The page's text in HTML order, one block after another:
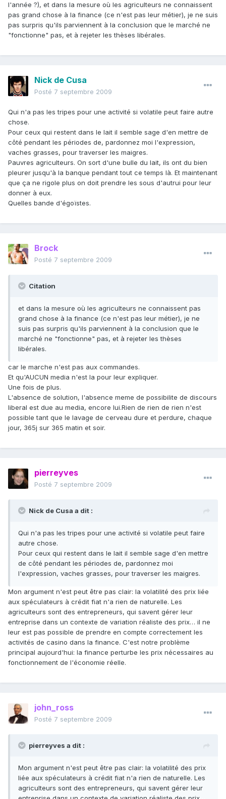
l'année ?), et dans la mesure où les agriculteurs ne connaissent
pas grand chose à la finance (ce n'est pas leur métier), je ne suis
pas surpris qu'ils parviennent à la conclusion que le marché ne
"fonctionne" pas, et à rejeter les thèses libérales.
Nick de Cusa
Posté 7 septembre 2009
Qui n'a pas les tripes pour une activité si volatile peut faire autre
chose.
Pour ceux qui restent dans le lait il semble sage d'en mettre de
côté pendant les périodes de, pardonnez moi l'expression,
vaches grasses, pour traverser les maigres.
Pauvres agriculteurs. On sort d'une bulle du lait, ils ont du bien
pleurer jusqu'à la banque pendant tout ce temps là. Et maintenant
que ça ne rigole plus on doit prendre les sous d'autrui pour leur
donner à eux.
Quelles bande d'égoïstes.
Brock
Posté 7 septembre 2009
Citation
et dans la mesure où les agriculteurs ne connaissent pas
grand chose à la finance (ce n'est pas leur métier), je ne
suis pas surpris qu'ils parviennent à la conclusion que le
marché ne "fonctionne" pas, et à rejeter les thèses
libérales.
car le marche n'est pas aux commandes.
Et qu'AUCUN media n'est la pour leur expliquer.
Une fois de plus.
L'absence de solution, l'absence meme de possibilite de discours
liberal est due au media, encore lui.Rien de rien de rien n'est
possible tant que le lavage de cerveau dure et perdure, chaque
jour, 365j sur 365 matin et soir.
pierreyves
Posté 7 septembre 2009
Nick de Cusa a dit :
Qui n'a pas les tripes pour une activité si volatile peut faire
autre chose.
Pour ceux qui restent dans le lait il semble sage d'en mettre
de côté pendant les périodes de, pardonnez moi
l'expression, vaches grasses, pour traverser les maigres.
Mon argument n'est peut être pas clair: la volatilité des prix liée
aux spéculateurs à crédit fiat n'a rien de naturelle. Les
agriculteurs sont des entrepreneurs, qui savent gérer leur
entreprise dans un contexte de variation réaliste des prix… il ne
leur est pas possible de prendre en compte correctement les
activités de casino dans la finance. C'est notre problème
principal aujourd'hui: la finance perturbe les prix nécessaires au
fonctionnement de l'économie réelle.
john_ross
Posté 7 septembre 2009
pierreyves a dit :
Mon argument n'est peut être pas clair: la volatilité des prix
liée aux spéculateurs à crédit fiat n'a rien de naturelle. Les
agriculteurs sont des entrepreneurs, qui savent gérer leur